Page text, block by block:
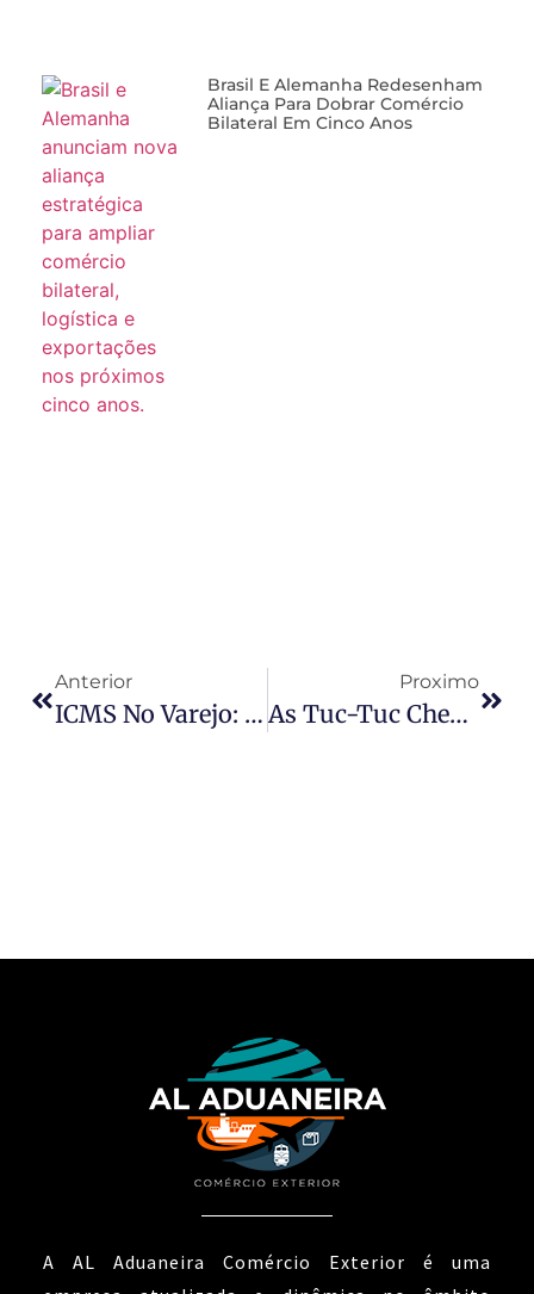
Brasil E Alemanha Redesenham
Aliança Para Dobrar Comércio
Bilateral Em Cinco Anos
Anterior
ICMS No Varejo: Setor Observa Desfecho De Ação Bilionária No STF
Proximo
As Tuc-Tuc Chegam Ao Brail
A AL Aduaneira Comércio Exterior é uma